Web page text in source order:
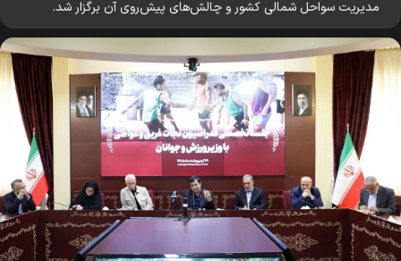
مدیریت سواحل شمالی کشور و چالش‌های پیش‌روی آن برگزار شد.